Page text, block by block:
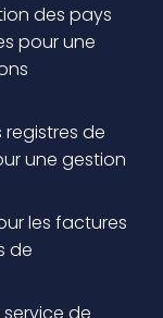
des pays
pour une
registres de
une gestion
les factures
de
de